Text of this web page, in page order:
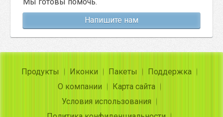
Напишите нам
Продукты Иконки Пакеты
Поддержка
О компании
Карта сайта
Условия использования